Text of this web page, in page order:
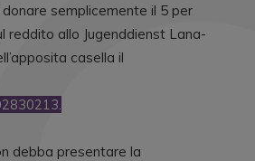
donare semplicemente il 5 per
reddito allo Jugenddienst Lana-
casella il
debba presentare la